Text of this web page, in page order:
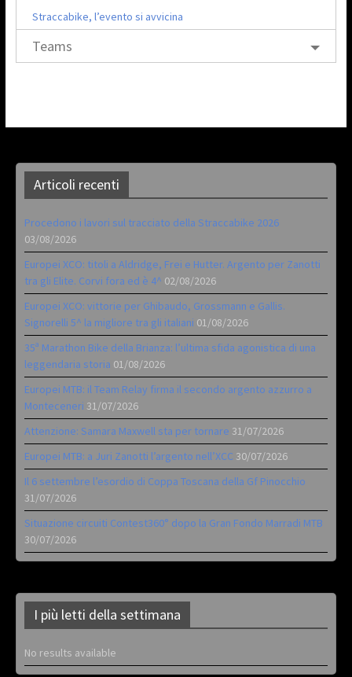
Straccabike, l’evento si avvicina
Teams
Articoli recenti
Procedono i lavori sul tracciato della Straccabike 2026
03/08/2026
Europei XCO: titoli a Aldridge, Frei e Hutter. Argento per Zanotti
tra gli Elite. Corvi fora ed è 4^ 02/08/2026
Europei XCO: vittorie per Ghibaudo, Grossmann e Gallis.
Signorelli 5^ la migliore tra gli italiani 01/08/2026
35ª Marathon Bike della Brianza: l’ultima sfida agonistica di una
leggendaria storia 01/08/2026
Europei MTB: il Team Relay firma il secondo argento azzurro a
Monteceneri 31/07/2026
Attenzione: Samara Maxwell sta per tornare 31/07/2026
Europei MTB: a Juri Zanotti l’argento nell’XCC 30/07/2026
Il 6 settembre l’esordio di Coppa Toscana della Gf Pinocchio
31/07/2026
Situazione circuiti Contest360° dopo la Gran Fondo Marradi MTB
30/07/2026
I più letti della settimana
No results available